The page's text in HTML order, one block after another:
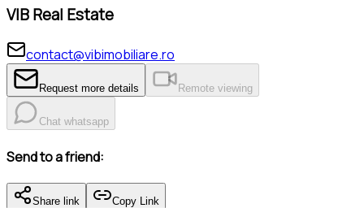
VIB Real Estate
contact@vibimobiliare.ro
Request more details Remote viewing
Chat whatsapp
Send to a friend:
Share link Copy Link